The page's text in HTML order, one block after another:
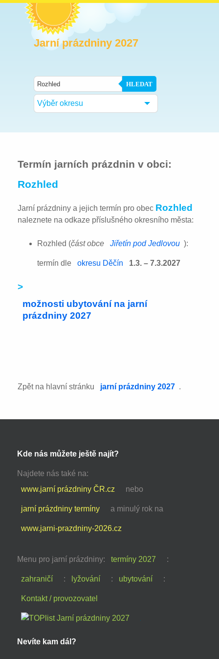
Jarní prázdniny 2027
HLEDAT
Výběr okresu
Termín jarních prázdnin v obci:
Rozhled
Jarní prázdniny a jejich termín pro obec Rozhled
naleznete na odkaze příslušného okresního města:
Rozhled (část obce Jiřetín pod Jedlovou ):
termín dle okresu Děčín 1.3. – 7.3.2027
>
možnosti ubytování na jarní
prázdniny 2027
Zpět na hlavní stránku jarní prázdniny 2027 .
Kde nás můžete ještě najít?
Najdete nás také na:
www.jarní prázdniny ČR.cz
nebo
jarní prázdniny termíny a minulý rok na
www.jarni-prazdniny-2026.cz
Menu pro jarní prázdniny: termíny 2027 :
zahraničí : lyžování : ubytování :
Kontakt / provozovatel
Nevíte kam dál?